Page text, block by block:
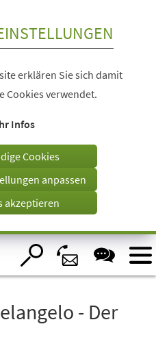
erklären Sie sich damit
Cookies verwendet.
Infos
Cookies
anpassen
akzeptieren
- Der